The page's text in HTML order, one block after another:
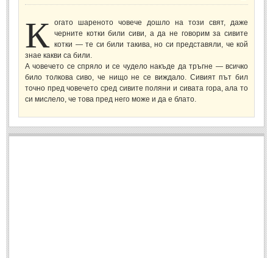
Забавни спомени (11)
Любовни спомени (37)
Тъжни спомени (19)
Спомени за приятели
Печат
К огато шареното човече дошло на този свят, даже
черните котки били сиви, а да не говорим за сивите
котки — те си били такива, но си представяли, че кой
знае какви са били.
А човечето се спряло и се чудело накъде да тръгне — всичко
било толкова сиво, че нищо не се виждало. Сивият път бил
точно пред човечето сред сивите поляни и сивата гора, ала то
си мислело, че това пред него може и да е блато.